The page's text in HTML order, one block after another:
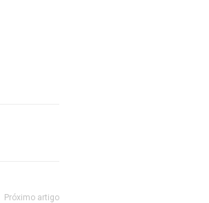
Próximo artigo